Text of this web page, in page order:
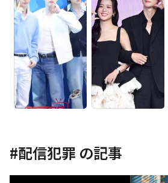
#配信犯罪 の記事